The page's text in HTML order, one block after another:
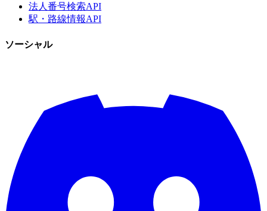
法人番号検索API
駅・路線情報API
ソーシャル